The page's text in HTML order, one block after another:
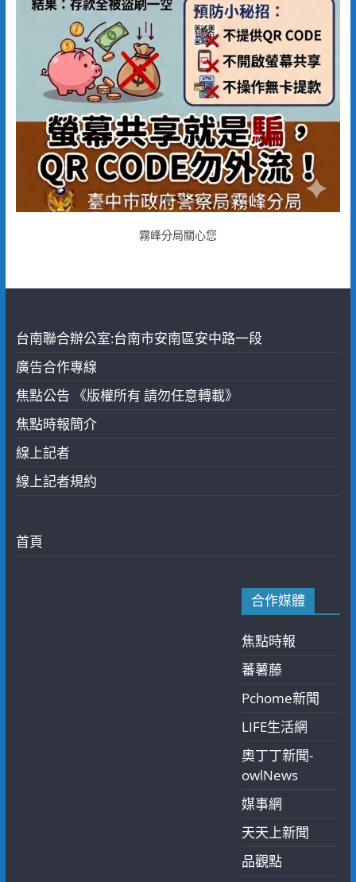
霧峰分局關心您
台南聯合辦公室:台南市安南區安中路一段
廣告合作專線
焦點公告 《版權所有 請勿任意轉載》
焦點時報簡介
線上記者
線上記者規約
首頁
合作媒體
焦點時報
蕃薯藤
Pchome新聞
LIFE生活網
奧丁丁新聞-
owlNews
媒事網
天天上新聞
品觀點